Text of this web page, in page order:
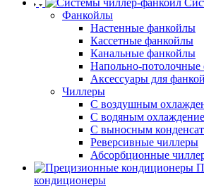
Фанкойлы
Настенные фанкойлы
Кассетные фанкойлы
Канальные фанкойлы
Напольно-
Аксессуары для
Чиллеры
С воздушным
С водяным
С выносным
Реверсивные чиллеры
Абсорбционные
кондиционеры